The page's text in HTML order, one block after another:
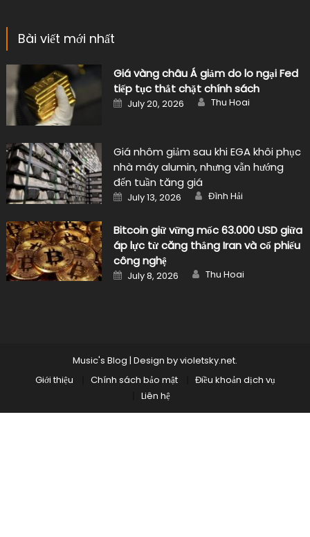
Bài viết mới nhất
Giá vàng châu Á giảm do lo ngại Fed
tiếp tục thắt chặt chính sách
Posted
on
July 20, 2026 Author
Thu Hoai
Giá nhôm giảm sau khi EGA khôi phục
nhà máy alumin, nhưng vẫn hướng
đến tuần tăng giá
Posted
on
July 13, 2026 Author
Đình Hải
Bitcoin giữ vững mốc 63.000 USD giữa
áp lực từ căng thẳng Iran và cổ phiếu
công nghệ
Posted
on
July 8, 2026 Author
Thu Hoai
Music's Blog | Design byvioletsky.net.
Giới thiệu
Chính sách bảo mật
Điều khoản dịch vụ
Liên hệ